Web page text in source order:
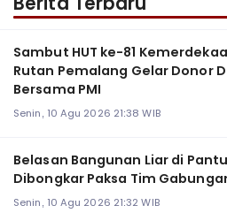
Sambut HUT ke-81
Rutan Pemalang Gelar Donor
Bersama PMI
Senin, 10 Agu 2026 21:38 WIB
Belasan Bangunan Liar di
Dibongkar Paksa Tim
Senin, 10 Agu 2026 21:32 WIB